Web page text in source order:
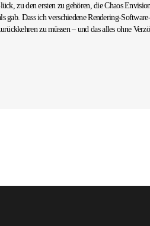
zu den ersten zu gehören, die Chaos
gab. Dass ich verschiedene Rendering-
zu müssen – und das alles ohne